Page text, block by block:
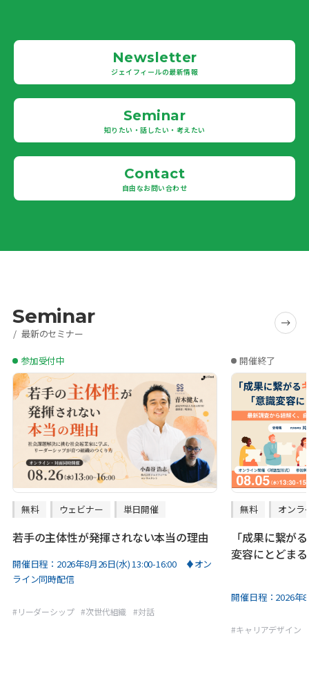
Newsletter
ジェイフィールの最新情報
Seminar
知りたい・話したい・考えたい
Contact
自由なお問い合わせ
Seminar
最新のセミナー
参加受付中
無料 ウェビナー 単日開催
若手の主体性が発揮されない本当の理由
開催日程： 2026年8月26日(水) 13:00-16:00 ♦オン
ライン同時配信
# リーダーシップ #次世代組織 #対話
開催終了
無料 オンラ
「成果に繋が
変容にとどま
開催日程： 2026年
#キャリアデザイン